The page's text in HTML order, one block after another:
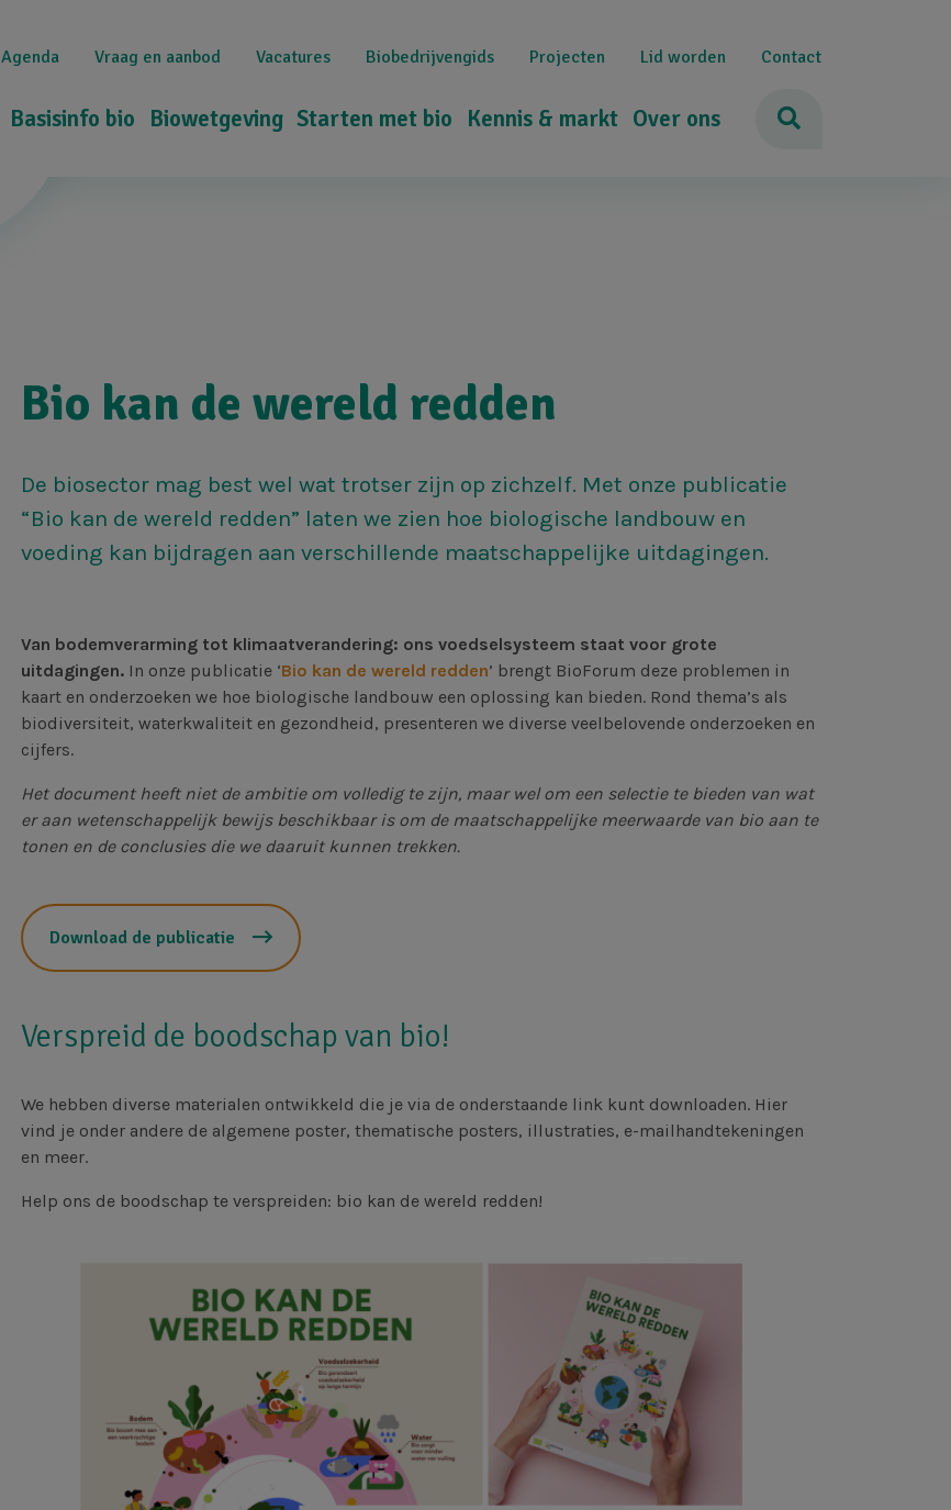
naar
inhoud
Hoofdnavigatie
Basisinfo bio Biowetgeving Starten met bio Kennis & markt Over ons
Top
Agenda Vraag en aanbod Vacatures Biobedrijvengids Projecten Lid worden Contact
Bio kan de wereld redden
De biosector mag best wel wat trotser zijn op zichzelf. Met onze publicatie
“Bio kan de wereld redden” laten we zien hoe biologische landbouw en
voeding kan bijdragen aan verschillende maatschappelijke uitdagingen.
Van bodemverarming tot klimaatverandering: ons voedselsysteem staat voor grote
uitdagingen. In onze publicatie ‘Bio kan de wereld redden’ brengt BioForum deze problemen in
kaart en onderzoeken we hoe biologische landbouw een oplossing kan bieden. Rond thema’s als
biodiversiteit, waterkwaliteit en gezondheid, presenteren we diverse veelbelovende onderzoeken en
cijfers.
Het document heeft niet de ambitie om volledig te zijn, maar wel om een selectie te bieden van wat
er aan wetenschappelijk bewijs beschikbaar is om de maatschappelijke meerwaarde van bio aan te
tonen en de conclusies die we daaruit kunnen trekken.
Download de publicatie
Verspreid de boodschap van bio!
We hebben diverse materialen ontwikkeld die je via de onderstaande link kunt downloaden. Hier
vind je onder andere de algemene poster, thematische posters, illustraties, e-mailhandtekeningen
en meer.
Help ons de boodschap te verspreiden: bio kan de wereld redden!